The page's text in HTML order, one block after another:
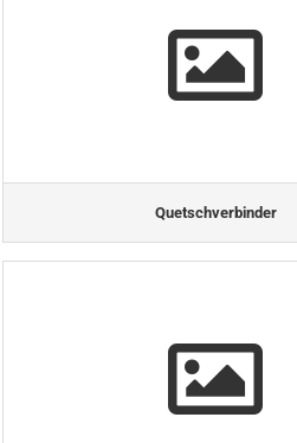
Quetschverbinder